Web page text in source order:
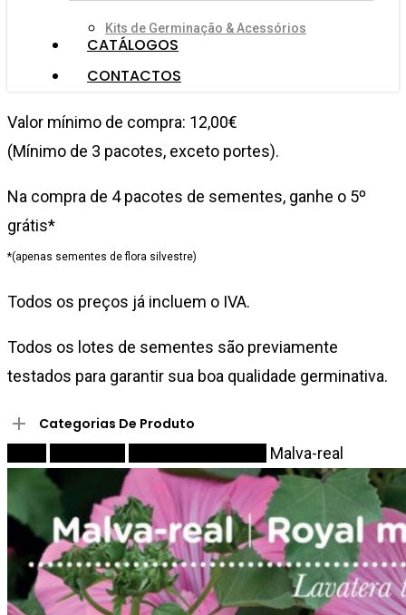
Kits de Germinação & Acessórios
CATÁLOGOS
CONTACTOS
Valor mínimo de compra: 12,00€
(Mínimo de 3 pacotes, exceto portes).
Na compra de 4 pacotes de sementes, ganhe o 5º
grátis*
*(apenas sementes de flora silvestre)
Todos os preços já incluem o IVA.
Todos os lotes de sementes são previamente
testados para garantir sua boa qualidade germinativa.
Categorias De Produto
Malva-real